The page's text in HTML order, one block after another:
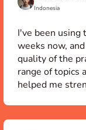
Indonesia
I've been using
weeks now,
quality of the
range of topics
helped me